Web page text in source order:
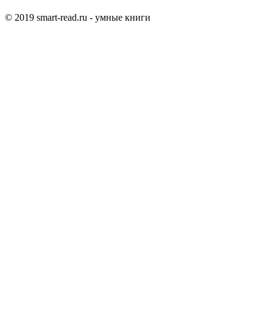
© 2019 smart-read.ru - умные книги